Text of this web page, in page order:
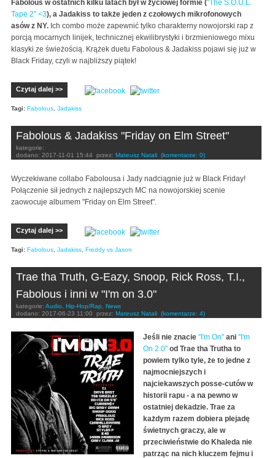
Fabolous w ostatnich kilku latach był w życiowej formie ("The S.O.U.L.
Tape 2" <3), a Jadakiss to także jeden z czołowych mikrofonowych
asów z NY. Ich combo może zapewnić tylko charakterny nowojorski rap z
porcją mocarnych linijek, technicznej ekwilibrystyki i brzmieniowego mixu
klasyki ze świeżością. Krążek duetu Fabolous & Jadakiss pojawi się już w
Black Friday, czyli w najbliższy piątek!
Czytaj dalej >>
Tagi: Fabolous Jadakiss
Fabolous & Jadakiss "Friday on Elm Street"
kategorie:
dodano: 2017-11-01 15:44 przez: Mateusz Natali (komentarze: 0)
Wyczekiwane collabo Fabolousa i Jady nadciągnie już w Black Friday!
Połączenie sił jednych z najlepszych MC na nowojorskiej scenie
zaowocuje albumem "Friday on Elm Street".
Czytaj dalej >>
Tagi: Fabolous Jadakiss Freddy vs Jason
Trae tha Truth, G-Eazy, Snoop, Rick Ross, T.I.,
Fabolous i inni w "I'm on 3.0"
kategorie: Audio Hip-Hop/Rap
News
dodano: 2017-06-23 11:00 przez: Mateusz Natali (komentarze: 4)
Jeśli nie znacie "I'm On" ani "I'm
On 2.0" od Trae tha Trutha to
powiem tylko tyle, że to jedne z
najmocniejszych i
najciekawszych posse-cutów w
historii rapu - a na pewno w
ostatniej dekadzie. Trae za
każdym razem dobiera plejadę
świetnych graczy, ale w
przeciwieństwie do Khaleda nie
patrząc na nich kluczem fejmu i